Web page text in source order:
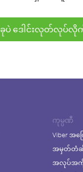
ခုပဲ ဒေါင်းလုတ်လုပ်လိုက်
ကုမ္ပဏီ
Viber အက
အမှတ်တံဆိ
အလုပ်အကိုင်